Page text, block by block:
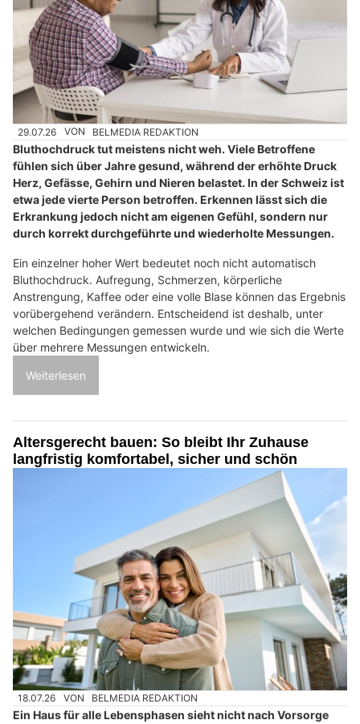
29.07.26 VON BELMEDIA REDAKTION
Bluthochdruck tut meistens nicht weh. Viele Betroffene
fühlen sich über Jahre gesund, während der erhöhte Druck
Herz, Gefässe, Gehirn und Nieren belastet. In der Schweiz ist
etwa jede vierte Person betroffen. Erkennen lässt sich die
Erkrankung jedoch nicht am eigenen Gefühl, sondern nur
durch korrekt durchgeführte und wiederholte Messungen.
Ein einzelner hoher Wert bedeutet noch nicht automatisch
Bluthochdruck. Aufregung, Schmerzen, körperliche
Anstrengung, Kaffee oder eine volle Blase können das Ergebnis
vorübergehend verändern. Entscheidend ist deshalb, unter
welchen Bedingungen gemessen wurde und wie sich die Werte
über mehrere Messungen entwickeln.
Weiterlesen
Altersgerecht bauen: So bleibt Ihr Zuhause
langfristig komfortabel, sicher und schön
18.07.26 VON BELMEDIA REDAKTION
Ein Haus für alle Lebensphasen sieht nicht nach Vorsorge